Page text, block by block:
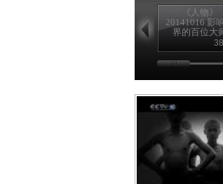
《人物》
20141016 影
界的百位大
——达-芬奇